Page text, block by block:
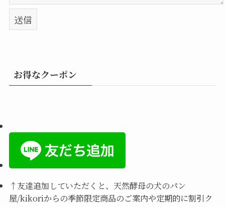
お得なクーポン
↑ 友達追加していただくと、天然酵母の犬のパン
屋/kikoriからの季節限定商品のご案内や定期的に割引ク